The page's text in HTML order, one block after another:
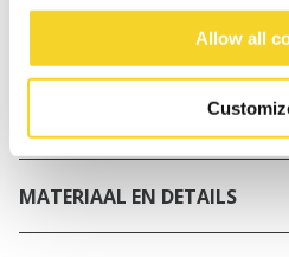
Allow all
80% polyamide/nylon
Verstelbare bandjes in
Mix & match met je
MATERIAAL EN DETAILS